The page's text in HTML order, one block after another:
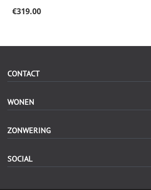
€319.00
CONTACT
WONEN
ZONWERING
SOCIAL